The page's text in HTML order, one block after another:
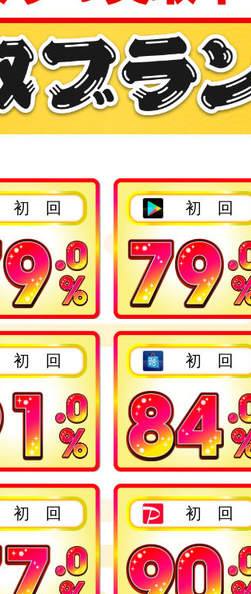
2回目以降
初 回
2回目以降
初 回
2回目以降
初 回
2回目以降
初 回
2回目以降
初 回
2回目以降
初 回